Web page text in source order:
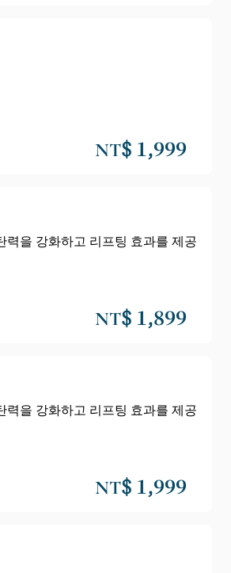
NT$ 1,999
을 강화하고 리프팅 효과를 제공
NT$ 1,899
을 강화하고 리프팅 효과를 제공
NT$ 1,999